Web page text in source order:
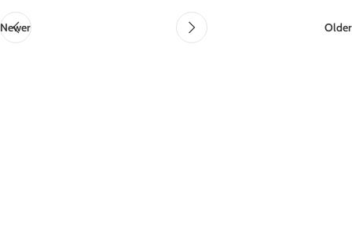
Newer Older